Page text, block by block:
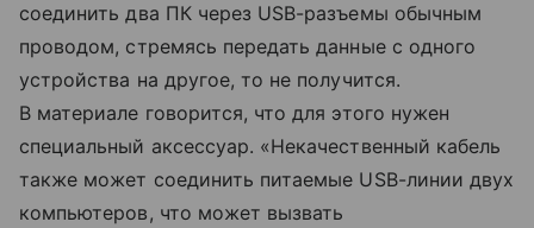
соединить два ПК через USB-разъемы обычным
проводом, стремясь передать данные с одного
устройства на другое, то не получится.
В материале говорится, что для этого нужен
специальный аксессуар. «Некачественный кабель
также может соединить питаемые USB-линии двух
компьютеров, что может вызвать